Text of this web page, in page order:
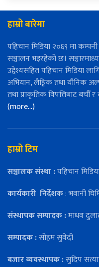
हाम्रो बारेमा
पहिचान मिडिया २०६९ मा
सञ्चालन भइरहेको छ।
उद्देश्यसहित पहिचान मिडिया
अभियान, लैङ्गिक तथा यौनिक
तथा प्राकृतिक विपत्तिबाट बचौँ
(more…)
हाम्रो टिम
सञ्चालक संस्था :पहिचान
कार्यकारी निर्देशक: भवानी
संस्थापक सम्पादक :माधव
सम्पादक :सोहम सुवेदी
बजार ब्यवस्थापक :सुदिप